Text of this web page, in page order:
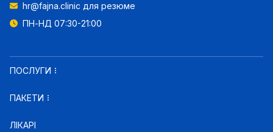
hr@fajna.clinic для резюме
ПН-НД 07:30-21:00
ПОСЛУГИ
ПАКЕТИ
ЛІКАРІ